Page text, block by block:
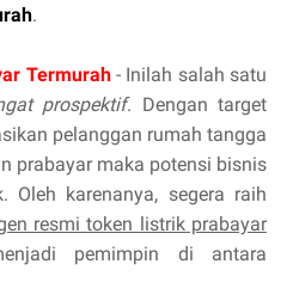
.
Termurah- Inilah salah satu
prospektif. Dengan target
pelanggan rumah tangga
prabayar maka potensi bisnis
Oleh karenanya, segera raih
resmi token listrik prabayar
pemimpin di antara